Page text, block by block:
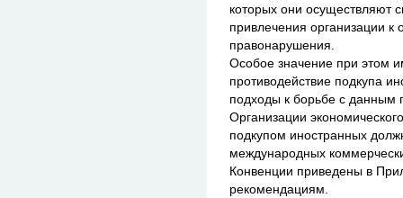
которых они осуществляют
привлечения организации к
правонарушения.
Особое значение при этом
противодействие подкупа
подходы к борьбе с данным
Организации
подкупом иностранных
международных
Конвенции приведены в
рекомендациям.